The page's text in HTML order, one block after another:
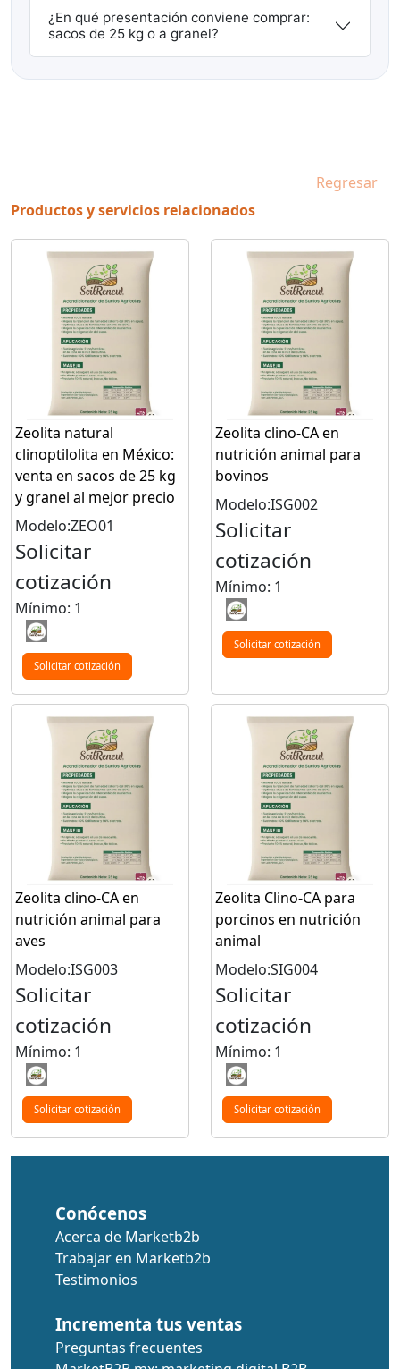
¿En qué presentación conviene comprar:
sacos de 25 kg o a granel?
Regresar
Productos y servicios relacionados
Zeolita natural
clinoptilolita en México:
venta en sacos de 25 kg
y granel al mejor precio
Modelo:ZEO01
Solicitar
cotización
Mínimo: 1
Solicitar cotización
Zeolita clino-CA en
nutrición animal para
bovinos
Modelo:ISG002
Solicitar
cotización
Mínimo: 1
Solicitar cotización
Zeolita clino-CA en
nutrición animal para
aves
Modelo:ISG003
Solicitar
cotización
Mínimo: 1
Solicitar cotización
Zeolita Clino-CA para
porcinos en nutrición
animal
Modelo:SIG004
Solicitar
cotización
Mínimo: 1
Solicitar cotización
Conócenos
Acerca de Marketb2b
Trabajar en Marketb2b
Testimonios
Incrementa tus ventas
Preguntas frecuentes